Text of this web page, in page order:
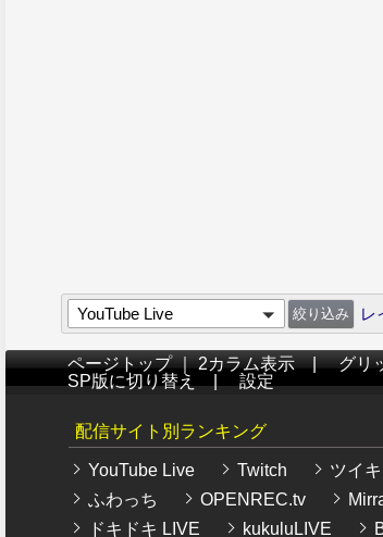
YouTube Live レ
ページトップ｜2カラム表示|グリ
SP版に切り替え
設定
配信サイト別ランキング
YouTube Live Twitch ツイ
ふわっち
OPENREC.tv
ドキドキ LIVE
kukuluLIVE